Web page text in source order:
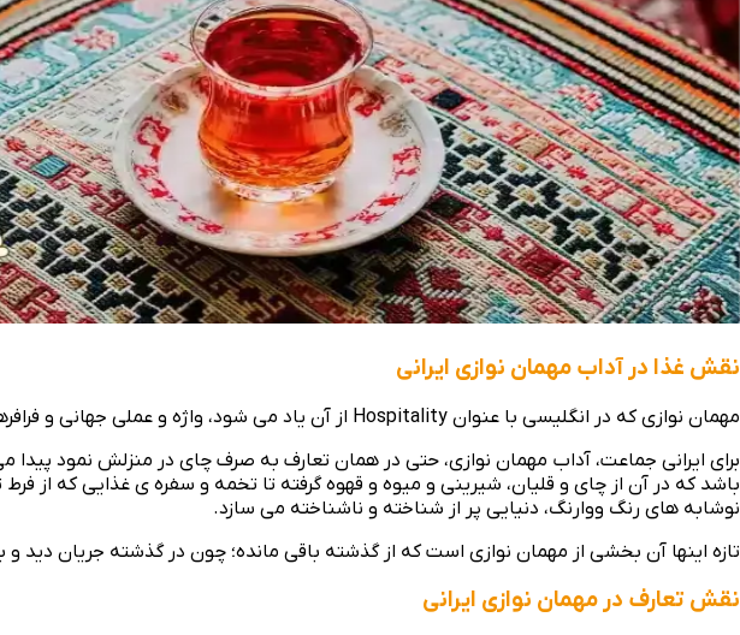
نقش غذا در آداب مهمان نوازی ایرانی
مهمان نوازی که در انگلیسی با عنوان Hospitality از آن یاد می‌ شود، واژه و عملی جهانی و فرافرهنگی است که معادل صمیمی بودن، خوش‌ آمدگویی کردن و کمک به دیگران قرار میگیرد.
برای ایرانی جماعت، آداب مهمان نوازی، حتی در همان تعارف به صرف چای در منزلش نمود
باشد که در آن از چای و قلیان، شیرینی و میوه و قهوه گرفته تا تخمه و سفره‌ ی غذایی که از
نوشابه‌ های رنگ ووارنگ، دنیایی پر از شناخته و ناشناخته می‌ سازد.
تازه اینها آن بخشی از مهمان نوازی است که از گذشته باقی مانده؛ چون در گذشته جریان دید
نقش تعارف در مهمان نوازی ایرانی